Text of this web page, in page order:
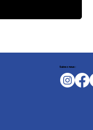
Suivez nous :